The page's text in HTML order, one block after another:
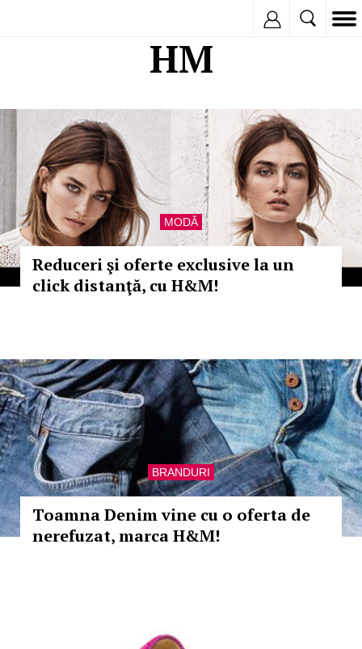
HM
MODĂ
Reduceri şi oferte exclusive la un
click distanţă, cu H&M!
BRANDURI
Toamna Denim vine cu o oferta de
nerefuzat, marca H&M!